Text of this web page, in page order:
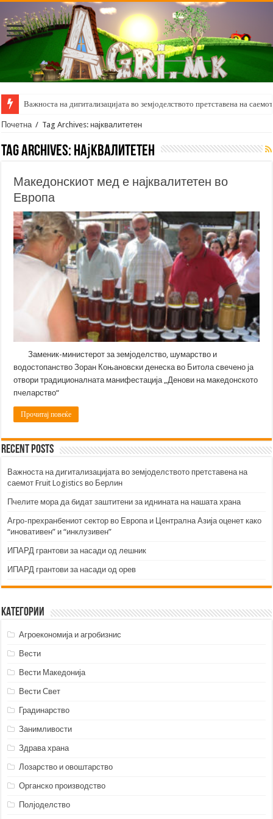
Важноста на дигитализацијата во земјоделството претставена на
Почетна / Tag Archives: најквалитетен
Tag Archives: најквалитетен
Македонскиот мед е најквалитетен во
Европа
Заменик-министерот за земјоделство, шумарство и
водостопанство Зоран Коњановски денеска во Битола свечено ја
отвори традиционалната манифестација „Денови на македонското
пчеларство“
Прочитај повеќе
Recent Posts
Важноста на дигитализацијата во земјоделството претставена на
саемот Fruit Logistics во Берлин
Пчелите мора да бидат заштитени за иднината на нашата храна
Агро-прехранбениот сектор во Европа и Централна Азија оценет како
“иновативен” и “инклузивен”
ИПАРД грантови за насади од лешник
ИПАРД грантови за насади од орев
Категории
Агроекономија и агробизнис
Вести
Вести Македонија
Вести Свет
Градинарство
Занимливости
Здрава храна
Лозарство и овоштарство
Органско производство
Полјоделство